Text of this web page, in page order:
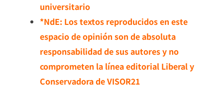
universitario
*NdE: Los textos reproducidos en este
espacio de opinión son de absoluta
responsabilidad de sus autores y no
comprometen la línea editorial Liberal y
Conservadora de VISOR21